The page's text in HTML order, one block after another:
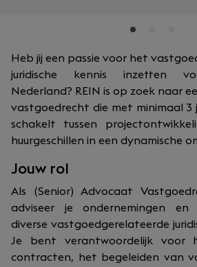
Heb jij een passie voor het
juridische kennis inzetten
Nederland? REIN is op zoek naar
vastgoedrecht die met minimaal 3
schakelt tussen
huurgeschillen in een dynamische
Jouw rol
Als (Senior) Advocaat
adviseer je ondernemingen en
diverse vastgoedgerelateerde
Je bent verantwoordelijk voor
contracten, het begeleiden van